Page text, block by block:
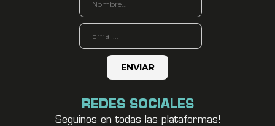
REDES SOCIALES
Seguinos en todas las plataformas!